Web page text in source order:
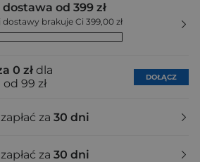
od 399 zł
brakuje Ci 399,00 zł
0 zł dla
99 zł
DOŁĄCZ
za 30 dni
za 30 dni